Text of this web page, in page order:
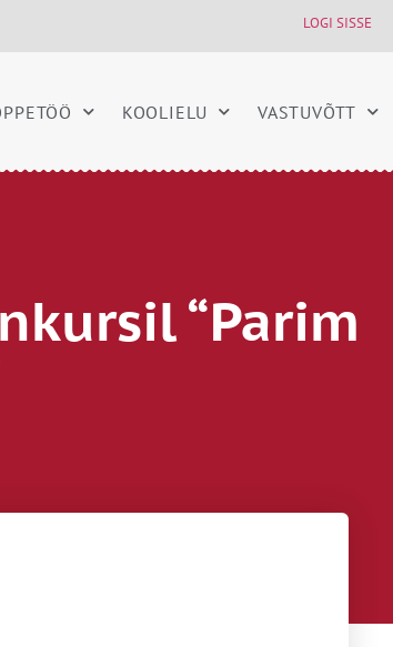
LOGI SISSE
KOOLIELU VASTUVÕTT
“Parim